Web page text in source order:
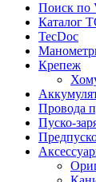
Поиск по
Каталог
TecDoc
Крепеж
Провода
Пуско-